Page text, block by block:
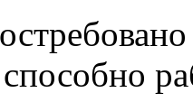
способно